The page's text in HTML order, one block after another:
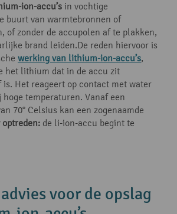
ion-accu’s in vochtige
buurt van warmtebronnen of
of zonder de accupolen af te plakken,
brand leiden.De reden hiervoor is
werking van lithium-ion-accu’s,
het lithium dat in de accu zit
is. Het reageert op contact met water
temperaturen. Vanaf een
70° Celsius kan een zogenaamde
de li-ion-accu begint te
voor de opslag